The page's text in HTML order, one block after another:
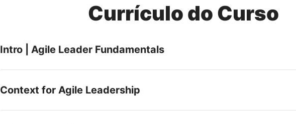
Currículo do Curso
Intro | Agile Leader Fundamentals
Context for Agile Leadership